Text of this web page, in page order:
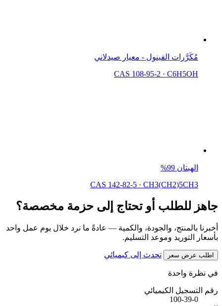
مُكَرَّرات الفينول - معيار صيدلاني
CAS 108-95-2 · C6H5OH
الهبتان 99%
CAS 142-82-5 · CH3(CH2)5CH3
جاهز للطلب أو تحتاج إلى حزمة مخصصة؟
أخبرنا بالمنتج، والجودة، والكمية — عادةً ما نرد خلال يوم عمل واحد
بأسعار التوريد وموعد التسليم.
اطلب عرض سعر تحدث إلى كيميائي
في نظرة واحدة
رقم التسجيل الكيميائي
100-39-0